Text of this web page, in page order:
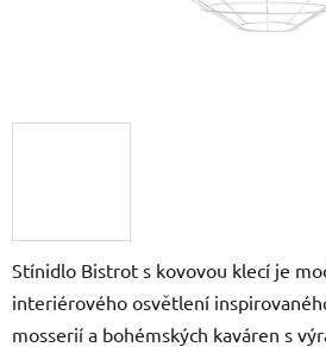
Stínidlo Bistrot s kovovou klecí je
interiérového osvětlení
mosserií a bohémských kaváren s